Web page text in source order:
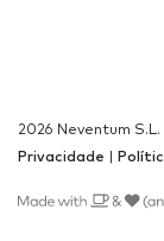
2026 Neventum
Privacidade